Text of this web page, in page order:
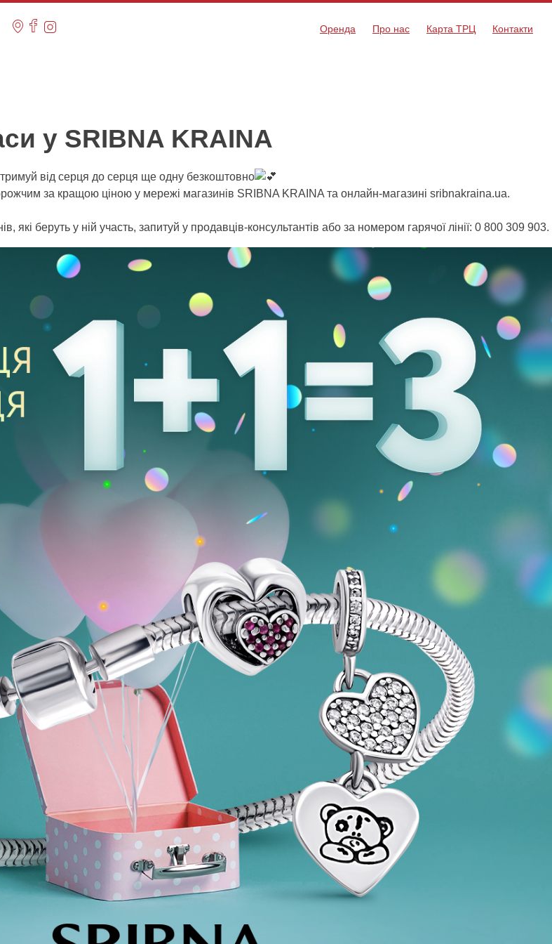
Оренда Про нас Карта ТРЦ Контакти
у SRIBNA KRAINA
від серця до серця ще одну безкоштовно
за кращою ціною у мережі магазинів SRIBNA KRAINA та онлайн-магазині sribnakraina.ua.
які беруть у ній участь, запитуй у продавців-консультантів або за номером гарячої лінії: 0 800 309 903.